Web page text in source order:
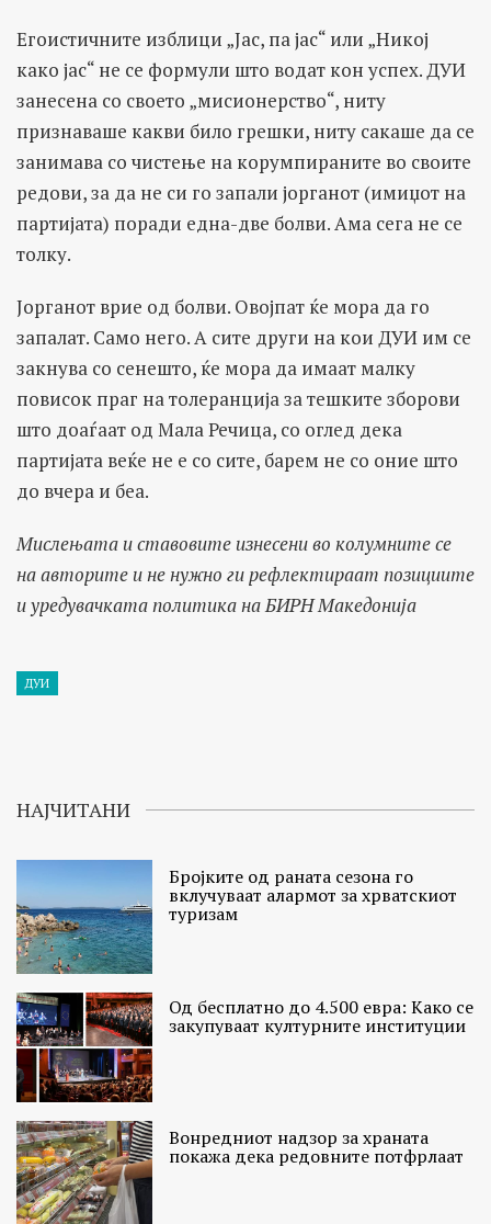
Егоистичните изблици „Јас, па јас“ или „Никој
како јас“ не се формули што водат кон успех. ДУИ
занесена со своето „мисионерство“, ниту
признаваше какви било грешки, ниту сакаше да се
занимава со чистење на корумпираните во своите
редови, за да не си го запали јорганот (имиџот на
партијата) поради една-две болви. Ама сега не се
толку.
Јорганот врие од болви. Овојпат ќе мора да го
запалат. Само него. А сите други на кои ДУИ им се
закнува со сенешто, ќе мора да имаат малку
повисок праг на толеранција за тешките зборови
што доаѓаат од Мала Речица, со оглед дека
партијата веќе не е со сите, барем не со оние што
до вчера и беа.
Мислењата и ставовите изнесени во колумните се
на авторите и не нужно ги рефлектираат позициите
и уредувачката политика на БИРН Македонија
ДУИ
НАЈЧИТАНИ
Бројките од раната сезона го
вклучуваат алармот за хрватскиот
туризам
Од бесплатно до 4.500 евра: Како се
закупуваат културните институции
Вонредниот надзор за храната
покажа дека редовните потфрлаат